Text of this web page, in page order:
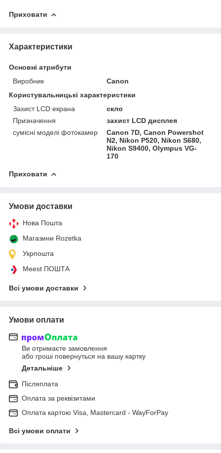
Приховати
Характеристики
Основні атрибути
Виробник
Canon
Користувальницькі характеристики
Захист LCD екрана
скло
Призначення
захист LCD дисплея
сумісні моделі фотокамер
Canon 7D, Canon Powershot
N2, Nikon P520, Nikon S680,
Nikon S9400, Olympus VG-
170
Приховати
Умови доставки
Нова Пошта
Магазини Rozetka
Укрпошта
Meest ПОШТА
Всі умови доставки
Умови оплати
Ви отримаєте замовлення
або гроші повернуться на вашу картку
Детальніше
Післяплата
Оплата за реквізитами
Оплата картою Visa, Mastercard - WayForPay
Всі умови оплати